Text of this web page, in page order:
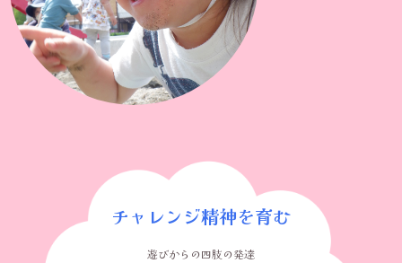
チャレンジ精神を育む
遊びからの四肢の発達